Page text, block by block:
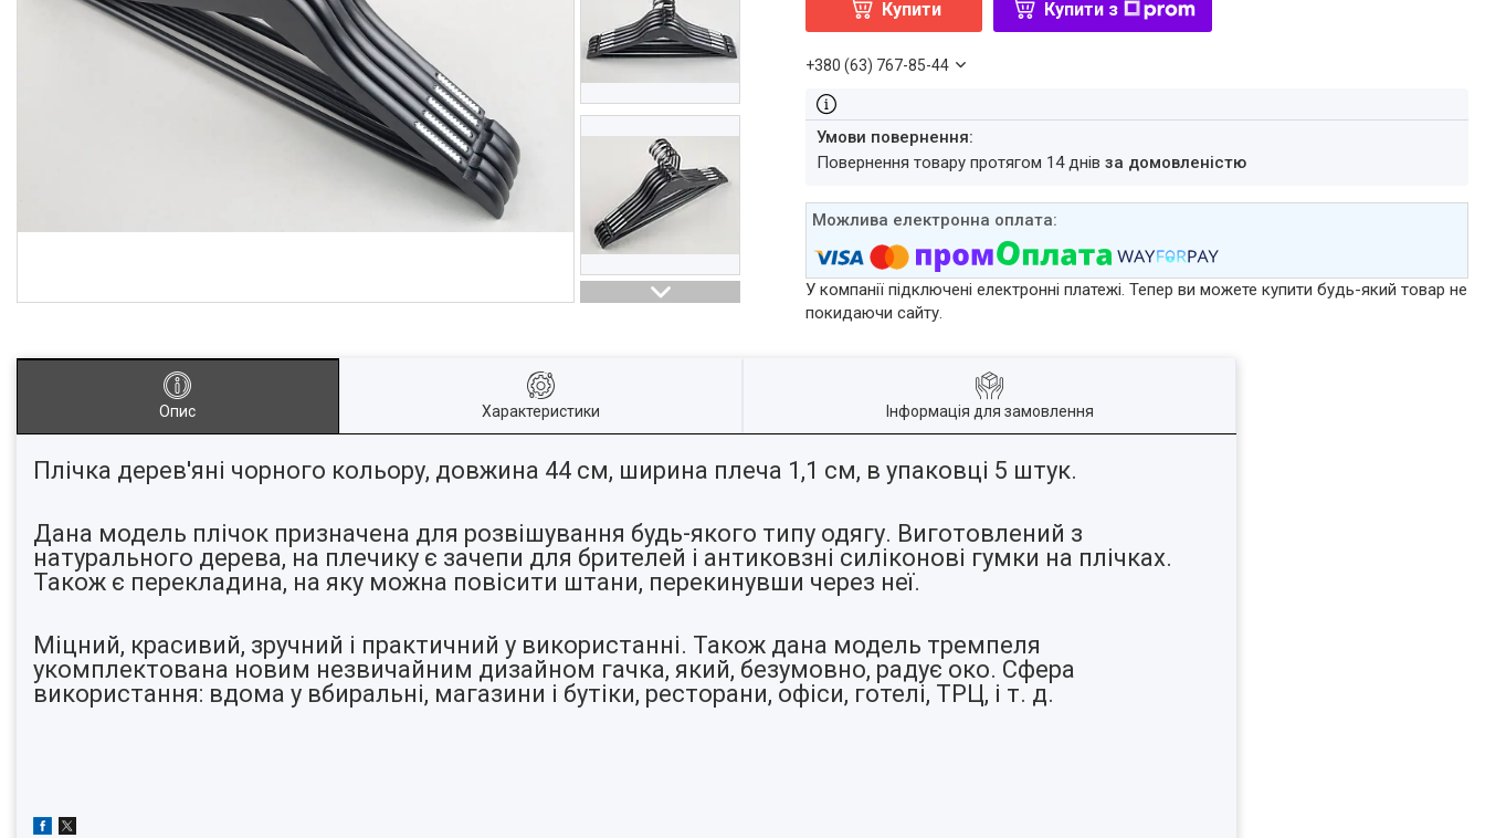
Купити Купити з
+380 (63) 767-85-44
повернення товару протягом 14 днівза домовленістю
У компанії підключені електронні платежі. Тепер ви можете купити будь-який товар не
покидаючи сайту.
Опис Характеристики Інформація для замовлення
Плічка дерев'яні чорного кольору, довжина 44 см, ширина плеча 1,1 см, в упаковці 5 штук.
Дана модель плічок призначена для розвішування будь-якого типу одягу. Виготовлений з
натурального дерева, на плечику є зачепи для брителей і антиковзні силіконові гумки на плічках.
Також є перекладина, на яку можна повісити штани, перекинувши через неї.
Міцний, красивий, зручний і практичний у використанні. Також дана модель тремпеля
укомплектована новим незвичайним дизайном гачка, який, безумовно, радує око. Сфера
використання: вдома у вбиральні, магазини і бутіки, ресторани, офіси, готелі, ТРЦ, і т. д.